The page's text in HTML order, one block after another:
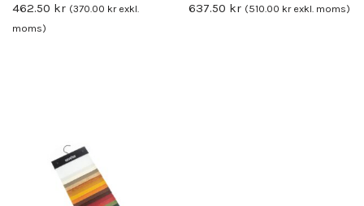
462.50 kr (370.00 krexkl.
moms)
637.50 kr (510.00 krexkl. moms)